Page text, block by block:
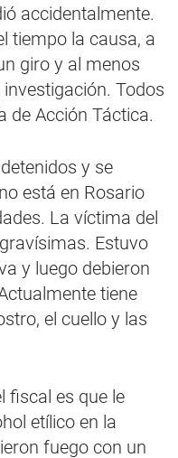
accidentalmente.
tiempo la causa, a
giro y al menos
Todos
de Acción Táctica.
y se
está en Rosario
La víctima del
Estuvo
y luego debieron
tiene
el cuello y las
fiscal es que le
etílico en la
fuego con un